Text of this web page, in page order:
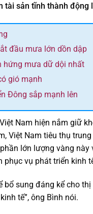
sản tĩnh thành động
đầu mưa lớn dồn dập
hứng mưa dữ dội nhất
gió mạnh
Đông sắp mạnh lên
Nam hiện nắm giữ
Việt Nam tiêu thụ
lớn lượng vàng này
phục vụ phát triển kinh
sung đáng kể cho
tế”, ông Bình nói.